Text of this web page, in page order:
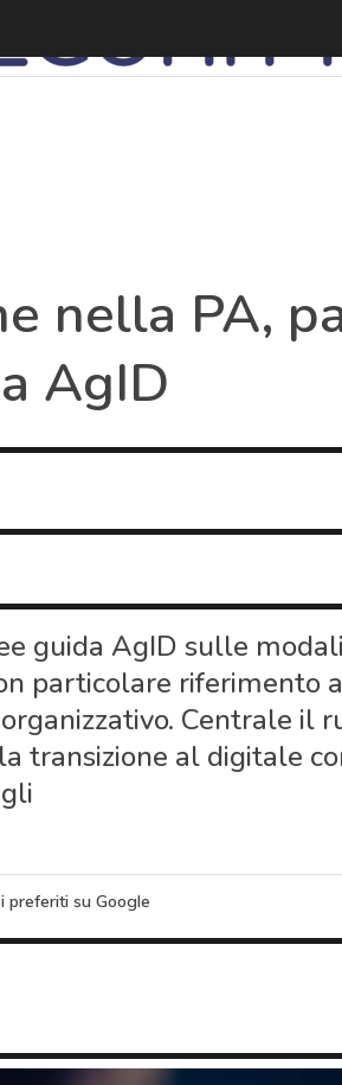
nella PA,
AgID
guida AgID sulle
particolare riferimento
Centrale il
transizione al digitale
preferiti su Google